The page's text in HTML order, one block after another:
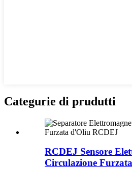
Categurie di prudutti
RCDEJ Sensore
Circulazione